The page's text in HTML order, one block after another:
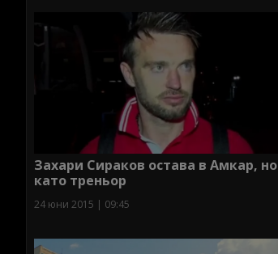
Захари Сираков остава в Амкар, но
като треньор
24 юни 2015 | 09:45